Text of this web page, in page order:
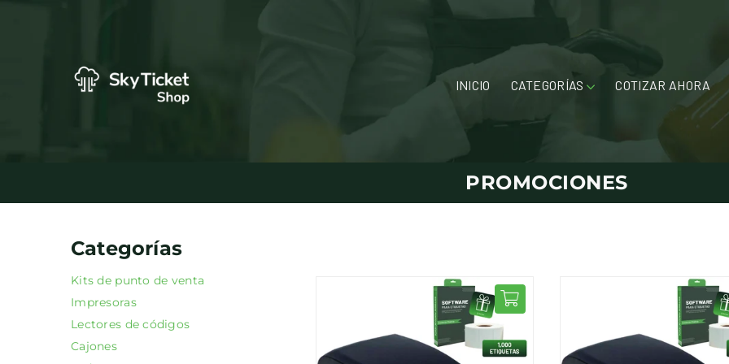
INICIO CATEGORÍAS COTIZAR AHORA
PROMOCIONES
Categorías
Kits de punto de venta
Impresoras
Lectores de códigos
Cajones